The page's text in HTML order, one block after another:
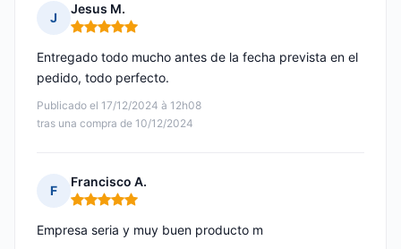
J
Jesus M.
Nota: 5 de 5
Publicado el 17/12/2024 à 12h08
tras una compra de 10/12/2024
Entregado todo mucho antes de la fecha prevista en el
pedido, todo perfecto.
F
Francisco A.
Nota: 5 de 5
Empresa seria y muy buen producto m